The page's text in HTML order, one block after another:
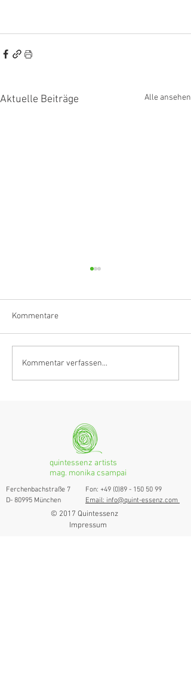
Aktuelle Beiträge Alle ansehen
Klarinettistin, Tonmeisterin,
Grenzgängerin
Kommentare
Kommentar verfassen...
quintessenz artists
mag. monika csampai
Ferchenbachstraße 7
D- 80995 München
Fon: +49 (0)89 - 150 50 99
Email: info@quint-essenz.com
© 2017 Quintessenz
Impressum